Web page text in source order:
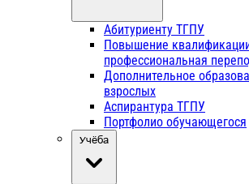
Абитуриенту ТГПУ
Повышение
профессиональная
Дополнительное
взрослых
Аспирантура ТГПУ
Портфолио обучающегося
Учёба